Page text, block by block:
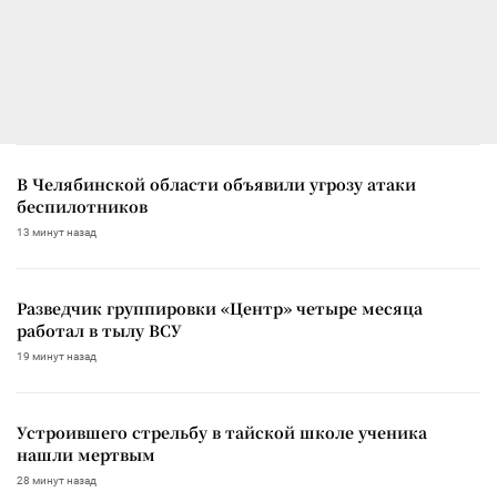
В Челябинской области объявили угрозу атаки
беспилотников
13 минут назад
Разведчик группировки «Центр» четыре месяца
работал в тылу ВСУ
19 минут назад
Устроившего стрельбу в тайской школе ученика
нашли мертвым
28 минут назад